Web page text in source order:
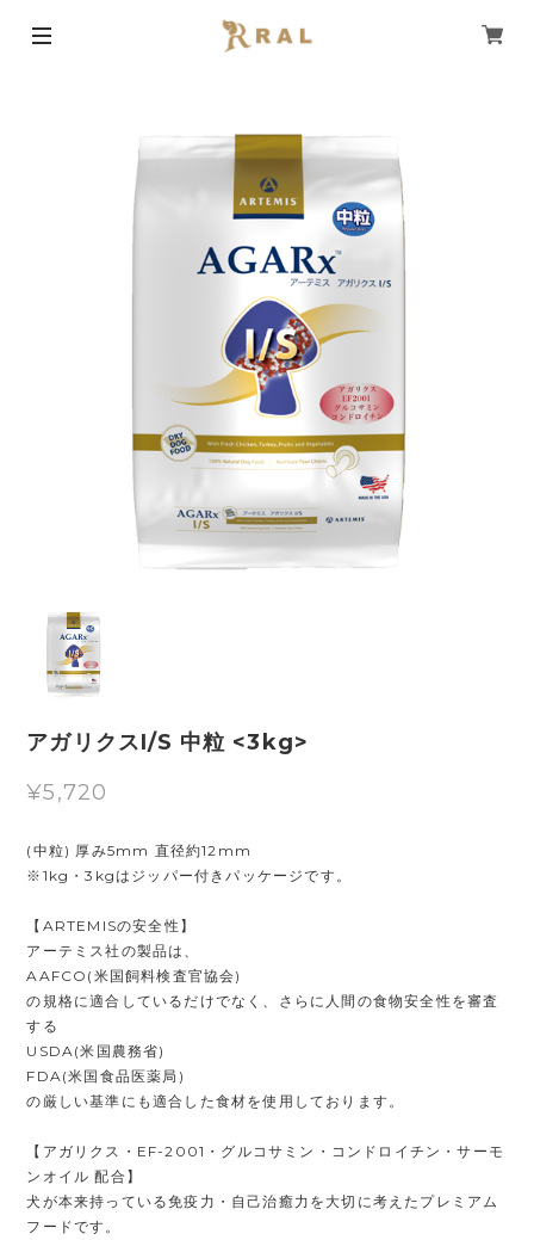
アガリクスI/S 中粒 <3kg>
¥5,720
(中粒) 厚み5mm 直径約12mm
※1kg・3kgはジッパー付きパッケージです。
【ARTEMISの安全性】
アーテミス社の製品は、
AAFCO(米国飼料検査官協会)
の規格に適合しているだけでなく、さらに人間の食物安全性を審査
する
USDA(米国農務省)
FDA(米国食品医薬局)
の厳しい基準にも適合した食材を使用しております。
【アガリクス・EF-2001・グルコサミン・コンドロイチン・サーモ
ンオイル 配合】
犬が本来持っている免疫力・自己治癒力を大切に考えたプレミアム
フードです。